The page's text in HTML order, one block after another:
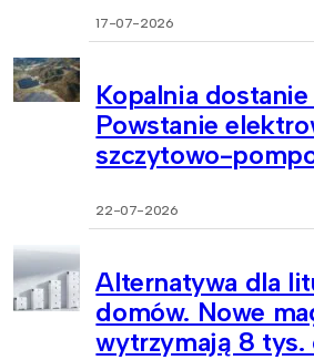
17-07-2026
Kopalnia
Powstanie
szczytowo-
22-07-2026
Alternatywa dla
domów. Nowe
wytrzymają 8 tys.